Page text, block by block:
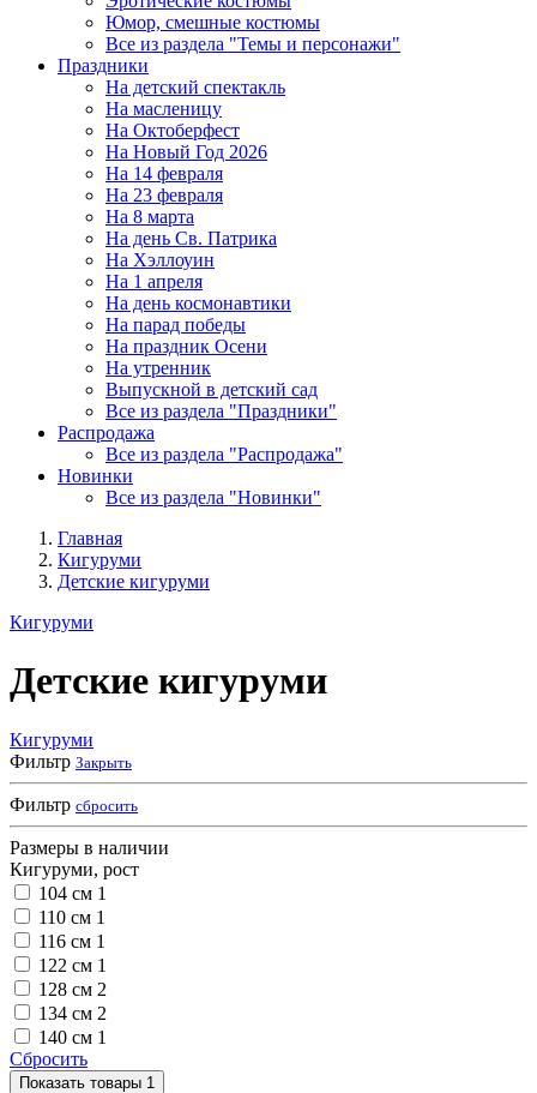
Юмор, смешные костюмы
Все из раздела "Темы и персонажи"
Праздники
На детский спектакль
На масленицу
На Октоберфест
На Новый Год 2026
На 14 февраля
На 23 февраля
На 8 марта
На день Св. Патрика
На Хэллоуин
На 1 апреля
На день космонавтики
На парад победы
На праздник Осени
На утренник
Выпускной в детский сад
Все из раздела "Праздники"
Распродажа
Все из раздела "Распродажа"
Новинки
Все из раздела "Новинки"
Главная
Кигуруми
Детские кигуруми
Кигуруми
Детские кигуруми
Кигуруми
Фильтр Закрыть
Фильтр сбросить
Размеры в наличии
Кигуруми, рост
104 см 1
110 см 1
116 см 1
122 см 1
128 см 2
134 см 2
140 см 1
Сбросить
Показать товары 1